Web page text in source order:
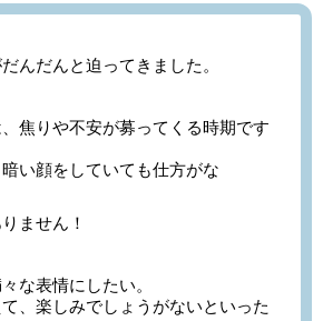
んだんと迫ってきました。
焦りや不安が募ってくる時期です
い顔をしていても仕方がな
ません！
な表情にしたい。
、楽しみでしょうがないといった